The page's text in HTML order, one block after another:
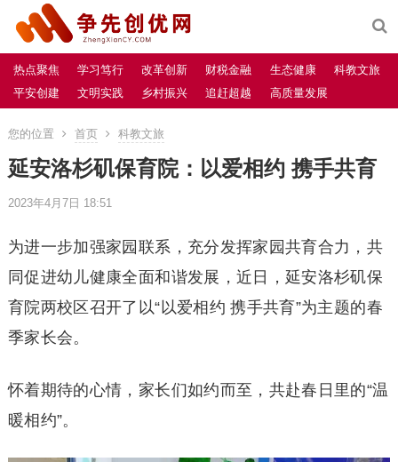
热点聚焦 学习笃行 改革创新 财税金融 生态健康
科教文旅
平安创建
文明实践 乡村振兴 追赶超越 高质量发展
您的位置 首页 科教文旅
延安洛杉矶保育院：以爱相约 携手共育
2023年4月7日 18:51
为进一步加强家园联系，充分发挥家园共育合力，共
同促进幼儿健康全面和谐发展，近日，延安洛杉矶保
育院两校区召开了以“以爱相约 携手共育”为主题的春
季家长会。
怀着期待的心情，家长们如约而至，共赴春日里的“温
暖相约”。